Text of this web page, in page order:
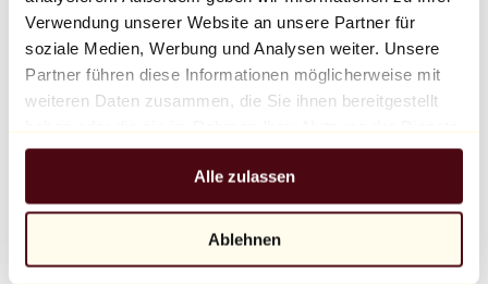
Verwendung unserer Website an unsere Partner für
soziale Medien, Werbung und Analysen weiter. Unsere
Partner führen diese Informationen möglicherweise mit
weiteren Daten zusammen, die Sie ihnen bereitgestellt
gesammelt haben.
Alle zulassen
Ablehnen
Balloon Dog (Orange)
Jeff Koons
10.000 €
Entdecken
Alle Bildhauer
Alle Fotografen